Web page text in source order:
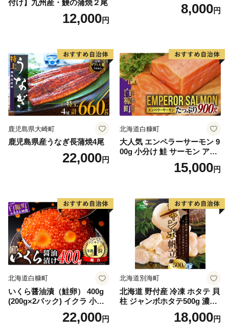
付け】九州産・鰻の蒲焼２尾
12,000円
8,000円
鹿児島県大崎町
鹿児島県産うなぎ長蒲焼4尾
22,000円
北海道白糠町
大人気 エンペラーサーモン 9
00g 小分け 鮭 サーモン アト
ランティックサーモン 水産
庁長官賞 受賞 さけ シャケ し
満足 美味しい 贈答 生食用 刺
身 お刺身 刺し身 魚介類 海鮮
冷凍 厚切り 薄切り ふるさと
納税 ふるさとチョイス チョ
イス 北海道 白糠町
15,000円
北海道白糠町
いくら醤油漬（鮭卵） 400g
(200g×2パック) イクラ 小分
け いくら醤油漬 鮭いくら い
くら醤油漬け 鮭 鮭卵 ikura
22,000円
北海道別海町
北海道 野付産 冷凍 ホタテ 貝
柱 ジャンボホタテ500g 濃厚
な旨味と甘み （ほたて ホタ
テ 帆立 貝柱 ホタテ貝柱 大玉
18,000円